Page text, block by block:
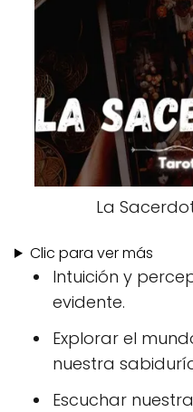
La
Clic para ver más
Intuición y
evidente.
Explorar el
nuestra
Escuchar